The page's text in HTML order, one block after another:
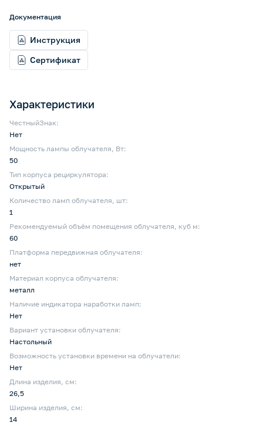
Характеристики
ЧестныйЗнак:
Нет
Мощность лампы облучателя, Вт:
50
Тип корпуса рециркулятора:
Открытый
Количество ламп облучателя, шт:
1
Рекомендуемый объём помещения облучателя, куб м:
60
Платформа передвижная облучателя:
нет
Материал корпуса облучателя:
металл
Наличие индикатора наработки ламп:
Нет
Вариант установки облучателя:
Настольный
Возможность установки времени на облучатели:
Нет
Длина изделия, см:
26,5
Ширина изделия, см:
14
Документация
Инструкция
Сертификат